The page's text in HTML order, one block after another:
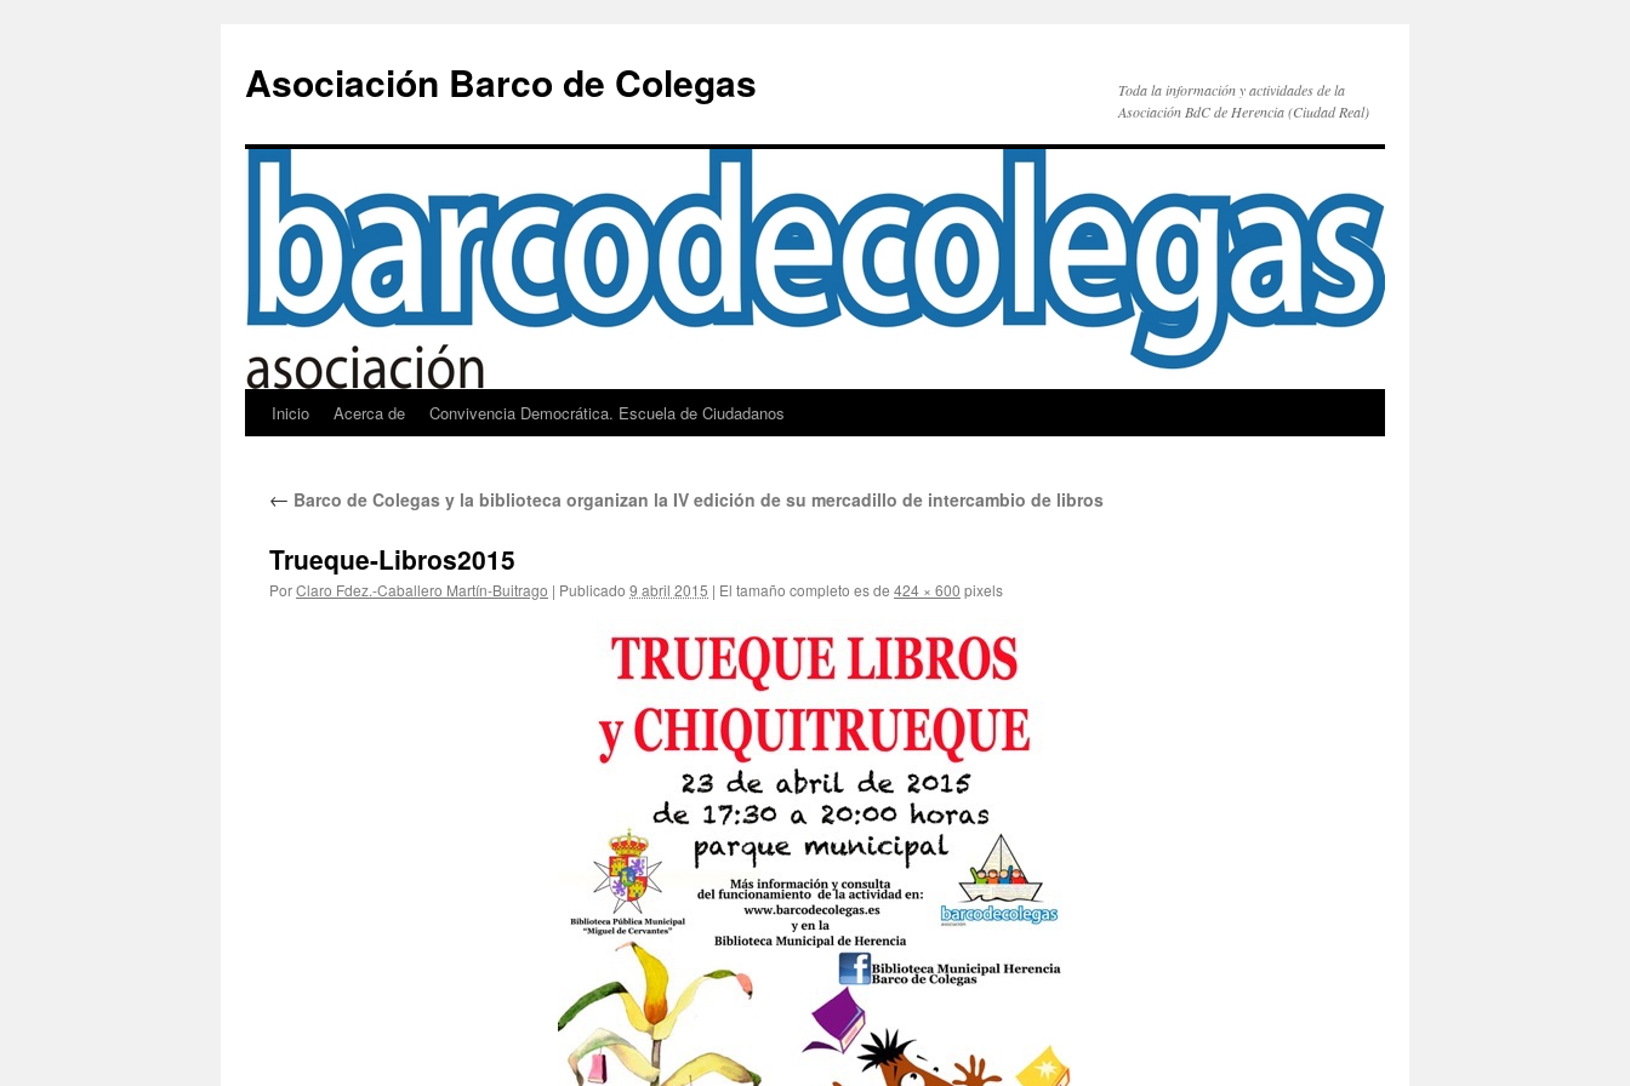
contenido
Asociación Barco de Colegas
Toda la información y actividades de la
Asociación BdC de Herencia (Ciudad Real)
Inicio Acerca de Convivencia Democrática. Escuela de Ciudadanos
← Barco de Colegas y la biblioteca organizan la IV edición de su mercadillo de intercambio de libros
Trueque-Libros2015
PorClaro Fdez.-Caballero Martín-Buitrago | Publicado 9 abril 2015 | El tamaño completo es de 424 × 600 pixels